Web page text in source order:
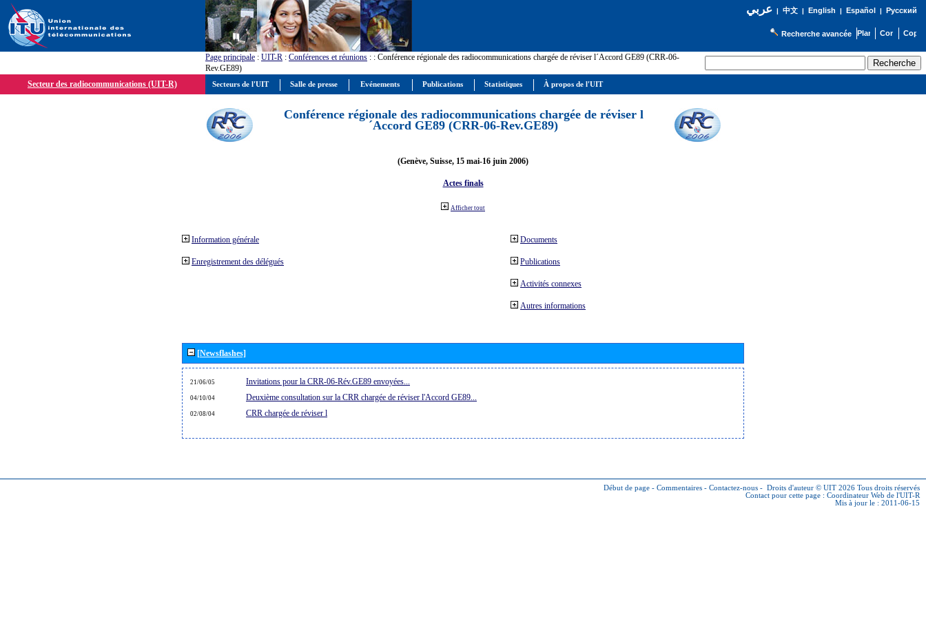
عربي| 中文| English | Español | Русский
Recherche avancée
Page principale : UIT-R : Conférences et réunions : : Conférence régionale des radiocommunications chargée de réviser l´Accord GE89 (CRR-06-
Rev.GE89)
Secteur des radiocommunications (UIT-R)
Conférence régionale des radiocommunications chargée de réviser l
´Accord GE89 (CRR-06-Rev.GE89)
(Genève, Suisse, 15 mai-16 juin 2006)
Actes finals
Afficher tout
Information générale
Enregistrement des délégués
Documents
Publications
Activités connexes
Autres informations
[Newsflashes]
21/06/05 Invitations pour la CRR-06-Rév.GE89 envoyées...
04/10/04 Deuxième consultation sur la CRR chargée de réviser l'Accord GE89...
02/08/04 CRR chargée de réviser l
Début de page - Commentaires - Contactez-nous - Droits d'auteur © UIT 2026 Tous droits réservés
Contact pour cette page : Coordinateur Web de l'UIT-R
Mis à jour le : 2011-06-15
Secteurs de l'UIT Salle de presse Evénements Publications Statistiques À propos de l'UIT